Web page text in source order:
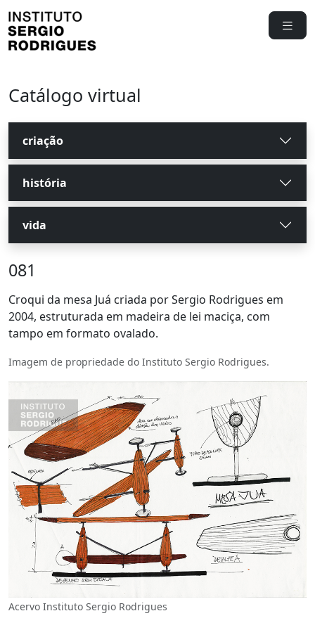
Catálogo virtual
criação
história
vida
081
Croqui da mesa Juá criada por Sergio Rodrigues em
2004, estruturada em madeira de lei maciça, com
tampo em formato ovalado.
Imagem de propriedade do Instituto Sergio Rodrigues.
Acervo Instituto Sergio Rodrigues